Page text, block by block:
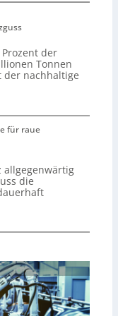
der
Tonnen
der nachhaltige
für raue
allgegenwärtig
die